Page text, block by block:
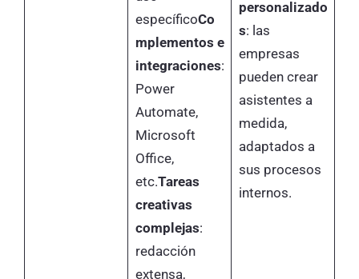
específicoCo
mplementos e
integraciones:
Power
Automate,
Microsoft
Office,
etc.Tareas
creativas
complejas:
redacción
extensa,
personalizado
s: las
empresas
pueden crear
asistentes a
medida,
adaptados a
sus procesos
internos.